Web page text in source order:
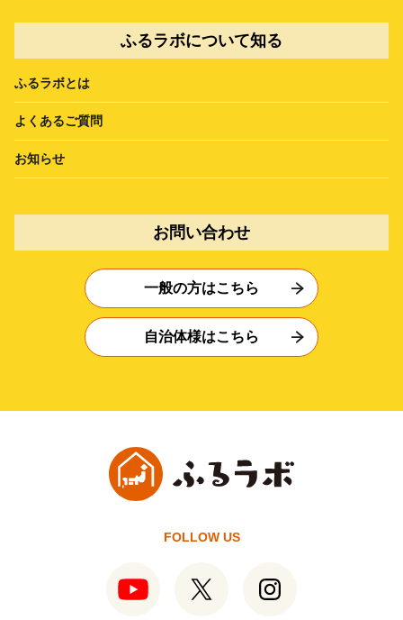
ふるラボについて知る
ふるラボとは
よくあるご質問
お知らせ
お問い合わせ
一般の方はこちら
自治体様はこちら
FOLLOW US